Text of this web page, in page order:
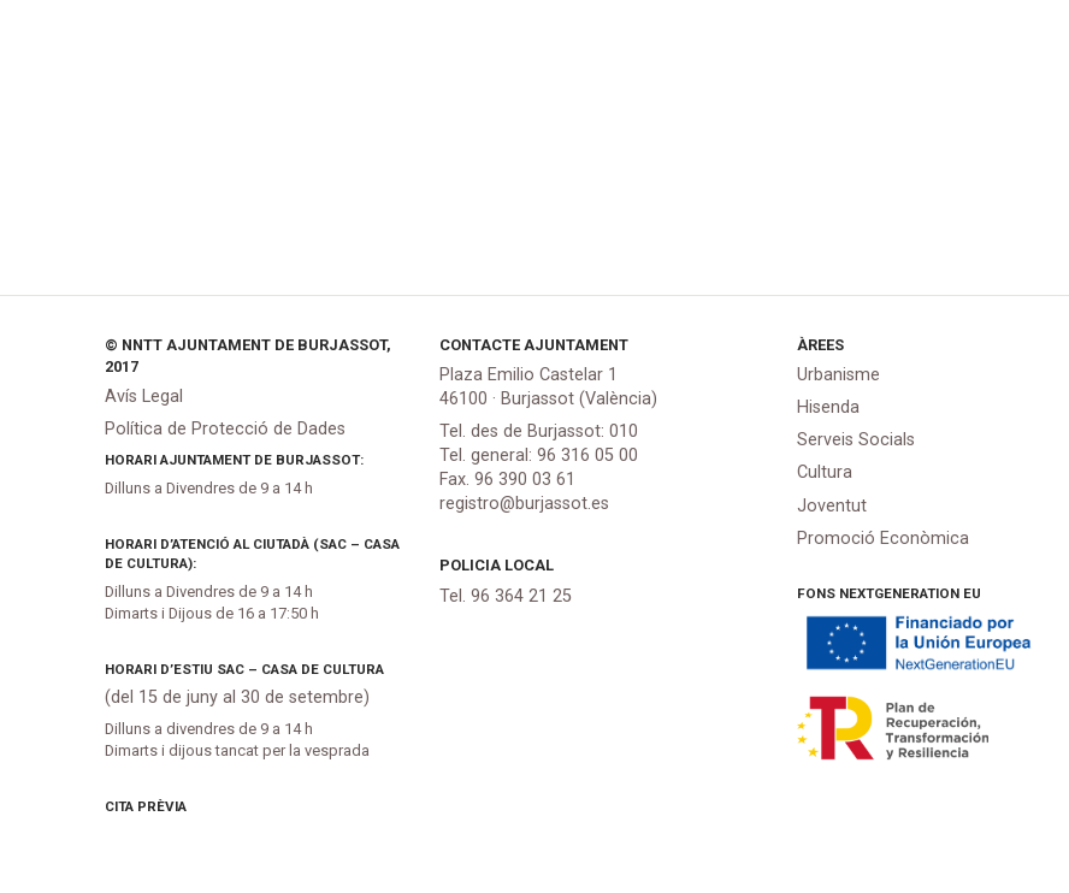
© NNTT AJUNTAMENT DE BURJASSOT,
2017
Avís Legal
Política de Protecció de Dades
HORARI AJUNTAMENT DE BURJASSOT:
Dilluns a Divendres de 9 a 14 h
HORARI D’ATENCIÓ AL CIUTADÀ (SAC – CASA
DE CULTURA):
Dilluns a Divendres de 9 a 14 h
Dimarts i Dijous de 16 a 17:50 h
HORARI D’ESTIU SAC – CASA DE CULTURA
(del 15 de juny al 30 de setembre)
Dilluns a divendres de 9 a 14 h
Dimarts i dijous tancat per la vesprada
CITA PRÈVIA
CONTACTE AJUNTAMENT
Plaza Emilio Castelar 1
46100 · Burjassot (València)
Tel. des de Burjassot: 010
Tel. general: 96 316 05 00
Fax. 96 390 03 61
registro@burjassot.es
POLICIA LOCAL
Tel. 96 364 21 25
ÀREES
Urbanisme
Hisenda
Serveis Socials
Cultura
Joventut
Promoció Econòmica
FONS NEXTGENERATION EU